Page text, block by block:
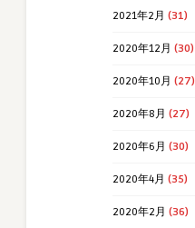
2021年2月 (31)
2020年12月 (30)
2020年10月 (27)
2020年8月 (27)
2020年6月 (30)
2020年4月 (35)
2020年2月 (36)